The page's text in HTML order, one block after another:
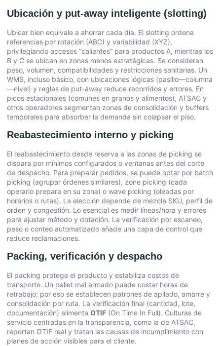
Ubicación y put-away inteligente (slotting)
Ubicar bien equivale a ahorrar cada día. El slotting ordena
referencias por rotación (ABC) y variabilidad (XYZ),
privilegiando accesos “calientes” para productos A, mientras los
B y C se ubican en zonas menos estratégicas. Se consideran
peso, volumen, compatibilidades y restricciones sanitarias. Un
WMS, incluso básico, con ubicaciones lógicas (pasillo—columna
—nivel) y reglas de put-away reduce recorridos y errores. En
picos estacionales (comunes en granos y alimentos), ATSAC y
otros operadores segmentan zonas de consolidación y buffers
temporales para absorber la demanda sin colapsar el piso.
Reabastecimiento interno y picking
El reabastecimiento desde reserva a las zonas de picking se
dispara por mínimos configurados o ventanas antes del corte
de despacho. Para preparar pedidos, se puede optar por batch
picking (agrupar órdenes similares), zone picking (cada
operario prepara en su zona) o wave picking (oleadas por
horarios o rutas). La elección depende de mezcla SKU, perfil de
orden y congestión. Lo esencial es medir líneas/hora y errores
para ajustar método y dotación. La verificación por escaneo,
peso o conteo automatizado añade una capa de control que
reduce reclamaciones.
Packing, verificación y despacho
El packing protege el producto y estabiliza costos de
transporte. Un pallet mal armado puede costar horas de
retrabajo; por eso se establecen patrones de apilado, amarre y
consolidación por ruta. La verificación final (cantidad, lote,
documentación) alimenta OTIF (On Time In Full). Culturas de
servicio centradas en la transparencia, como la de ATSAC,
reportan OTIF real y tratan las causas de incumplimiento con
planes de acción visibles para el cliente.